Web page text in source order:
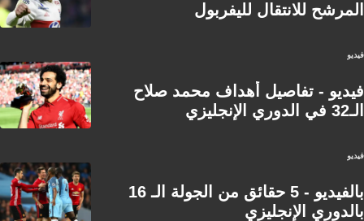
المرشح للانتقال لليفربول
فيديو
فيديو - تفاصيل أهداف محمد صلاح
الـ32 في الدوري الإنجليزي
فيديو
بالفيديو - 5 حقائق من الجولة الـ 16
بالدوري الإنجليزي